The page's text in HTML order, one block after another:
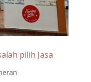
pilih Jasa